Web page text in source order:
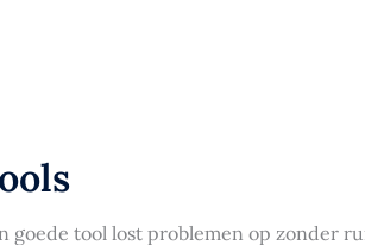
goede tool lost problemen op zonder